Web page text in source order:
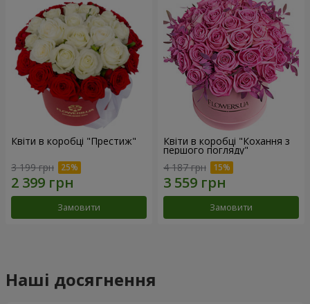
Квіти в коробці "Престиж"
3 199 грн
Замовити
Квіти в коробці "Кохання з
першого погляду"
4 187 грн
Замовити
Наші досягнення